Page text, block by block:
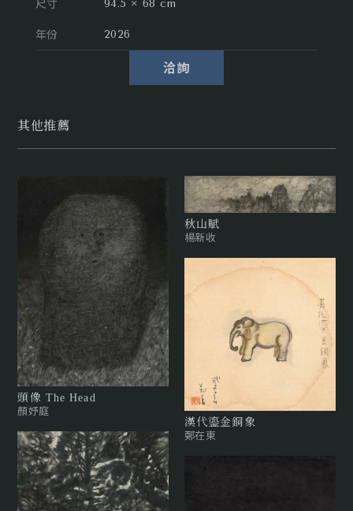
94.5 × 68 cm
年份 2026
洽詢
其他推薦
頭像 The Head
顏妤庭
秋山賦
楊新收
漢代鎏金銅象
鄭在東